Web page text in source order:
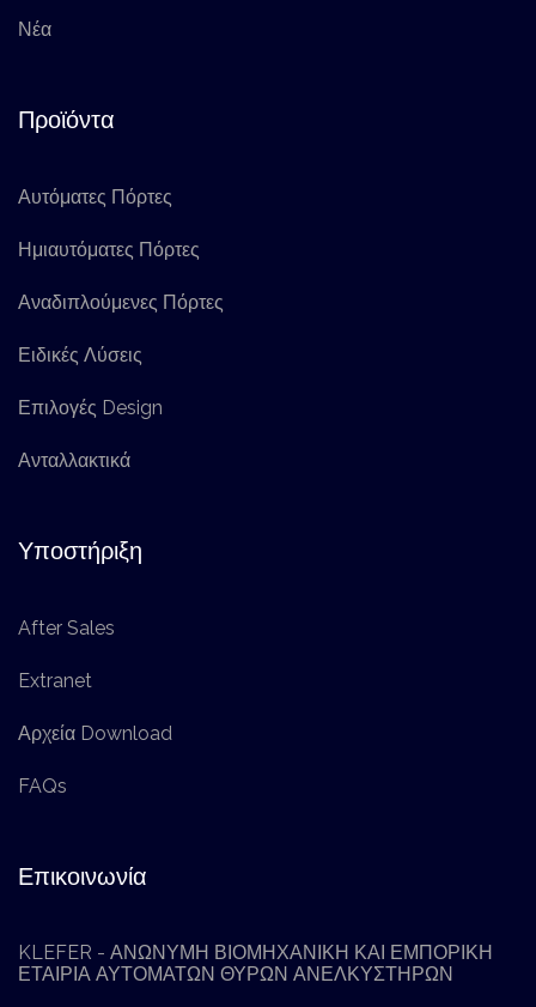
Νέα
Προϊόντα
Αυτόματες Πόρτες
Ημιαυτόματες Πόρτες
Αναδιπλούμενες Πόρτες
Ειδικές Λύσεις
Επιλογές Design
Ανταλλακτικά
Υποστήριξη
After Sales
Extranet
Αρχεία Download
FAQs
Επικοινωνία
KLEFER - ΑΝΩΝΥΜΗ ΒΙΟΜΗΧΑΝΙΚΗ ΚΑΙ ΕΜΠΟΡΙΚΗ
ΕΤΑΙΡΙΑ ΑΥΤΟΜΑΤΩΝ ΘΥΡΩΝ ΑΝΕΛΚΥΣΤΗΡΩΝ